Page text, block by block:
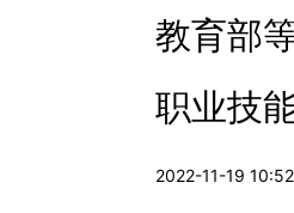
教育部
职业技
2022-11-19